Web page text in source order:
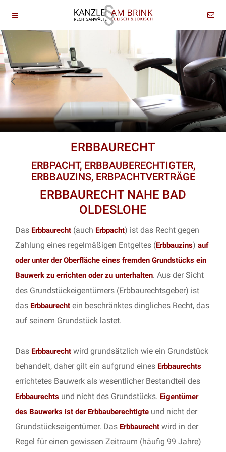
ERBBAURECHT
ERBPACHT, ERBBAUBERECHTIGTER,
ERBBAUZINS, ERBPACHTVERTRÄGE
ERBBAURECHT NAHE BAD
OLDESLOHE
Das Erbbaurecht (auch Erbpacht) ist das Recht gegen
Zahlung eines regelmäßigen Entgeltes (Erbbauzins) auf
oder unter der Oberfläche eines fremden Grundstücks ein
Bauwerk zu errichten oder zu unterhalten. Aus der Sicht
des Grundstückeigentümers (Erbbaurechtsgeber) ist
das Erbbaurecht ein beschränktes dingliches Recht, das
auf seinem Grundstück lastet.
Das Erbbaurecht wird grundsätzlich wie ein Grundstück
behandelt, daher gilt ein aufgrund eines Erbbaurechts
errichtetes Bauwerk als wesentlicher Bestandteil des
Erbbaurechts und nicht des Grundstücks. Eigentümer
des Bauwerks ist der Erbbauberechtigte und nicht der
Grundstückseigentümer. Das Erbbaurecht wird in der
Regel für einen gewissen Zeitraum (häufig 99 Jahre)